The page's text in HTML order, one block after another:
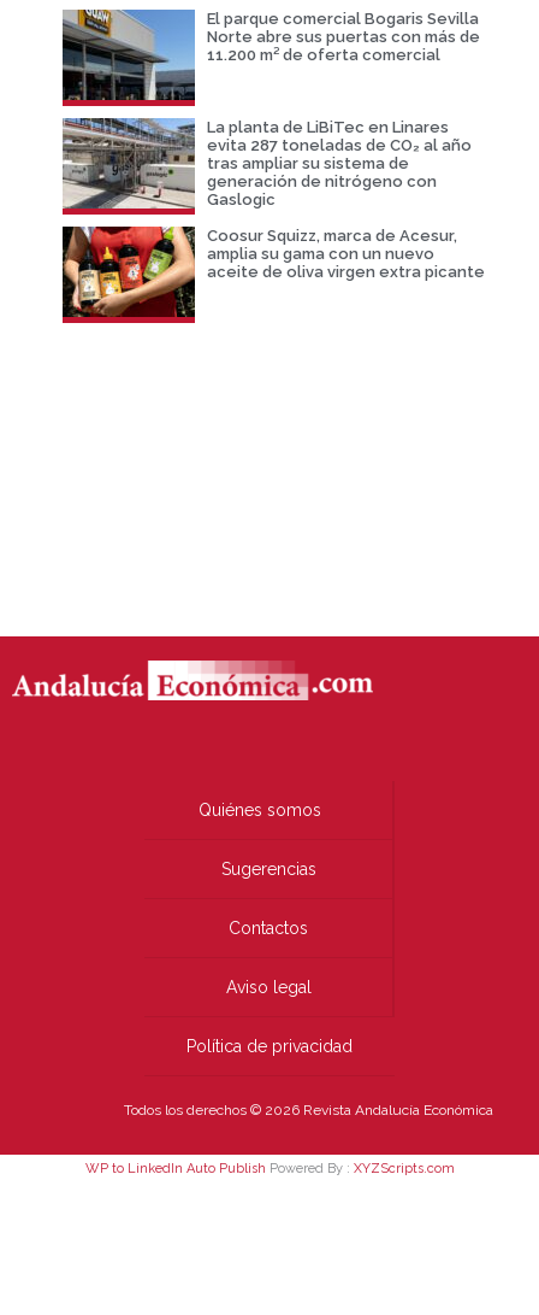
El parque comercial Bogaris Sevilla
Norte abre sus puertas con más de
11.200 m² de oferta comercial
La planta de LiBiTec en Linares
evita 287 toneladas de CO₂ al año
tras ampliar su sistema de
generación de nitrógeno con
Gaslogic
Coosur Squizz, marca de Acesur,
amplia su gama con un nuevo
aceite de oliva virgen extra picante
Quiénes somos
Sugerencias
Contactos
Aviso legal
Política de privacidad
Todos los derechos © 2026 Revista Andalucía Económica
WP to LinkedIn Auto Publish Powered By : XYZScripts.com